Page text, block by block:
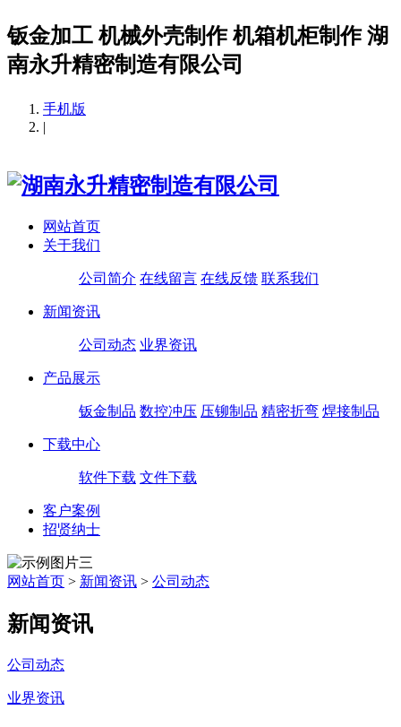
钣金加工 机械外壳制作 机箱机柜制作 湖
南永升精密制造有限公司
手机版
|
网站首页
关于我们
公司简介 在线留言 在线反馈 联系我们
新闻资讯
公司动态 业界资讯
产品展示
钣金制品 数控冲压 压铆制品 精密折弯 焊接制品
下载中心
软件下载 文件下载
客户案例
招贤纳士
网站首页 > 新闻资讯 > 公司动态
新闻资讯
公司动态
业界资讯